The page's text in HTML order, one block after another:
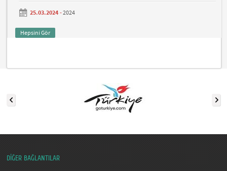
25.03.2024 -2024
Hepsini Gör
DİĞER BAĞLANTILAR